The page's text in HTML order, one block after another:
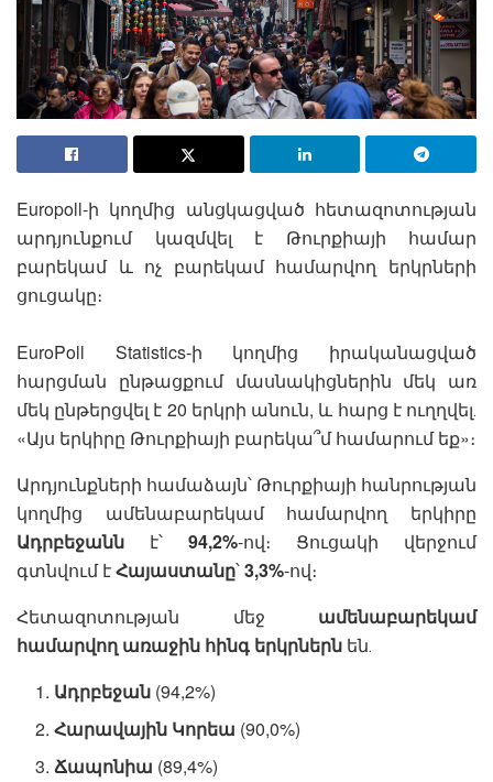
Europoll-ի կողմից անցկացված հետազոտության
արդյունքում կազմվել է Թուրքիայի համար
բարեկամ և ոչ բարեկամ համարվող երկրների
ցուցակը։
EuroPoll Statistics-ի կողմից իրականացված
հարցման ընթացքում մասնակիցներին մեկ առ
մեկ ընթերցվել է 20 երկրի անուն, և հարց է ուղղվել․
«Այս երկիրը Թուրքիայի բարեկա՞մ համարում եք»։
Արդյունքների համաձայն՝ Թուրքիայի հանրության
կողմից ամենաբարեկամ համարվող երկիրը
Ադրբեջանն է՝ 94,2%-ով։ Ցուցակի վերջում
գտնվում էՀայաստանը՝3,3%-ով։
Հետազոտության մեջ ամենաբարեկամ
համարվող առաջին հինգ երկրներն են․
Ադրբեջան (94,2%)
Հարավային Կորեա (90,0%)
Ճապոնիա (89,4%)